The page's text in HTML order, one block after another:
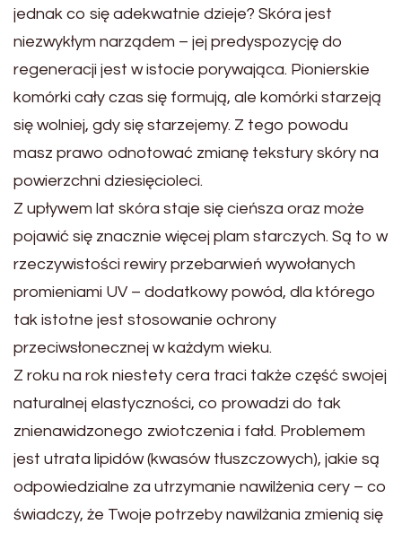
jednak co się adekwatnie dzieje? Skóra jest
niezwykłym narządem – jej predyspozycję do
regeneracji jest w istocie porywająca. Pionierskie
komórki cały czas się formują, ale komórki starzeją
się wolniej, gdy się starzejemy. Z tego powodu
masz prawo odnotować zmianę tekstury skóry na
powierzchni dziesięcioleci.
Z upływem lat skóra staje się cieńsza oraz może
pojawić się znacznie więcej plam starczych. Są to w
rzeczywistości rewiry przebarwień wywołanych
promieniami UV – dodatkowy powód, dla którego
tak istotne jest stosowanie ochrony
przeciwsłonecznej w każdym wieku.
Z roku na rok niestety cera traci także część swojej
naturalnej elastyczności, co prowadzi do tak
znienawidzonego zwiotczenia i fałd. Problemem
jest utrata lipidów (kwasów tłuszczowych), jakie są
odpowiedzialne za utrzymanie nawilżenia cery – co
świadczy, że Twoje potrzeby nawilżania zmienią się